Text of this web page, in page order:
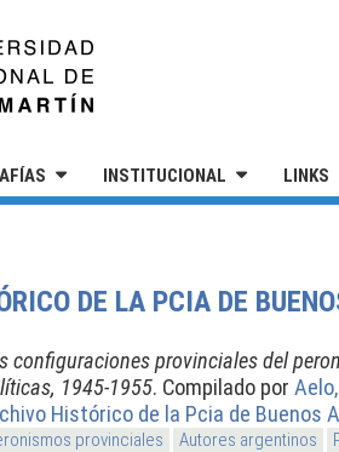
INSTITUCIONAL LINKS
DE LA PCIA DE
configuraciones provinciales del
1945-1955. Compilado por
Histórico de la Pcia de Buenos
provinciales Autores argentinos